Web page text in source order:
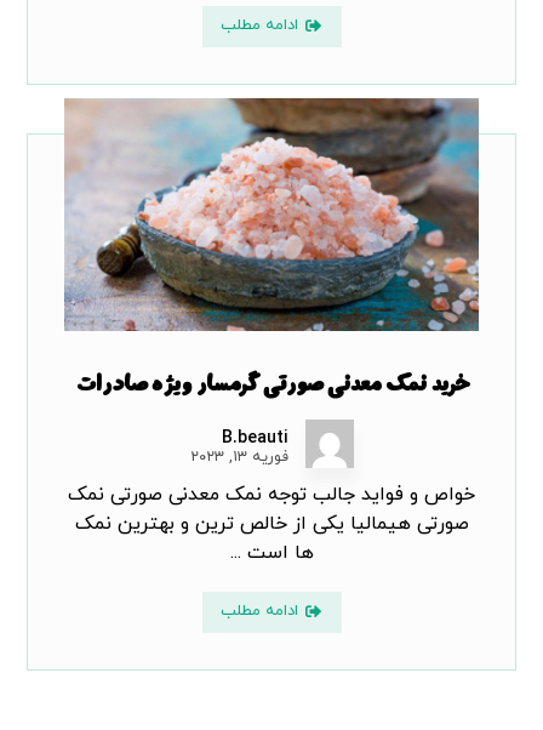
ادامه مطلب
خرید نمک معدنی صورتی گرمسار ویژه صادرات
B.beauti
فوریه ۱۳, ۲۰۲۳
خواص و فواید جالب توجه نمک معدنی صورتی نمک
صورتی هیمالیا یکی از خالص ترین و بهترین نمک
ها است ...
ادامه مطلب